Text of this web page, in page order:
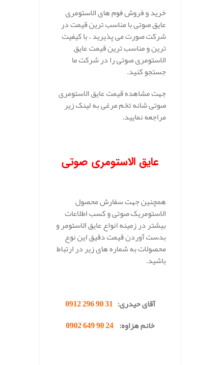
خرید و فروش فوم های الاستومری
عایق صوتی با مناسب ترین قیمت در
شرکت صورت می پذیرید ، با کیفیت
ترین و مناسب ترین قیمت عایق
الاستومری صوتی را در شرکت ما
جستجو کنید.
جهت مشاهده قیمت عایق الاستومری
صوتی شانه تخم مرغی به لینک زیر
مراجعه نمایید.
عایق الاستومری صوتی
همچنین جهت سفارش محصول
الاستومریک صوتی و کسب اطلاعات
بیشتر در زمینه انواع عایق الاستومر و
بدست آوردن قیمت دقیق این نوع
محصولات به شماره های زیر در ارتباط
باشید.
آقای حیدری: 31 90 296 0912
خانم هزاوه:24 90 649 0902